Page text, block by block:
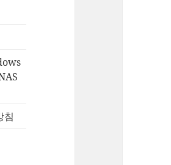
침